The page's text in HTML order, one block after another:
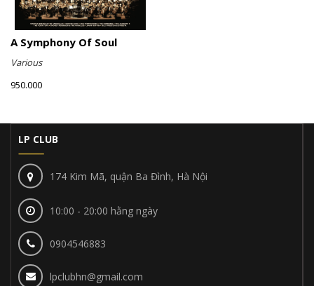
A Symphony Of Soul
Various
950.000
LP CLUB
174 Kim Mã, quận Ba Đình, Hà Nội
10:00 - 20:00 hằng ngày
0904546883
lpclubhn@gmail.com